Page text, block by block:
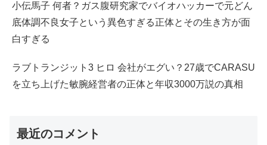
小伝馬子 何者？ガス腹研究家でバイオハッカーで元どん
底体調不良女子という異色すぎる正体とその生き方が面
白すぎる
ラブトランジット3 ヒロ 会社がエグい？27歳でCARASU
を立ち上げた敏腕経営者の正体と年収3000万説の真相
最近のコメント